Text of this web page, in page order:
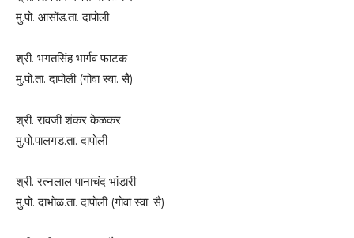
मु.पो. आसोंड.ता. दापोली
श्री. भगतसिंह भार्गव फाटक
मु.पो.ता. दापोली (गोवा स्वा. सै)
श्री. रावजी शंकर केळकर
मु.पो.पालगड.ता. दापोली
श्री. रत्नलाल पानाचंद भांडारी
मु.पो. दाभोळ.ता. दापोली (गोवा स्वा. सै)